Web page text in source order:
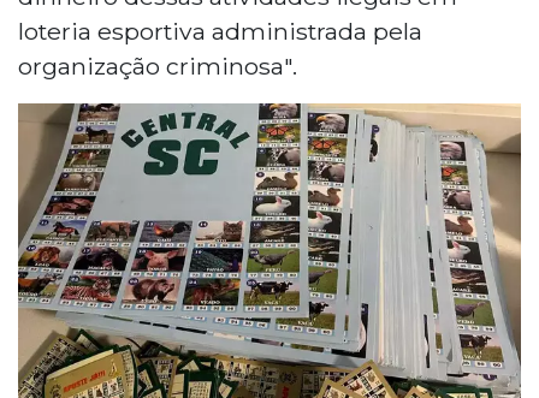
loteria esportiva administrada pela
organização criminosa".